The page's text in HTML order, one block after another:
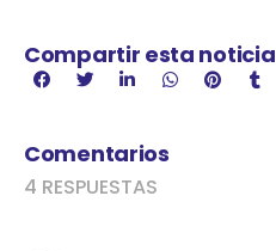
Compartir esta noticia
Comentarios
4 RESPUESTAS